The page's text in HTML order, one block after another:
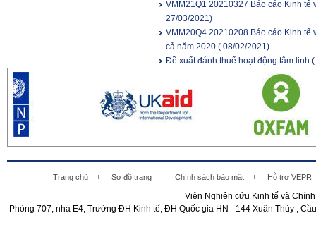
VMM21Q1 20210327 Báo cáo Kinh tế
27/03/2021)
VMM20Q4 20210208 Báo cáo Kinh tế
cả năm 2020 ( 08/02/2021)
Đề xuất đánh thuế hoạt động tâm linh (
Trang chủ Sơ đồ trang Chính sách bảo mật Hỗ trợ VEPR
Viện Nghiên cứu Kinh tế và
Phòng 707, nhà E4, Trường ĐH Kinh tế, ĐH Quốc gia HN - 144 Xuân Thủy ,